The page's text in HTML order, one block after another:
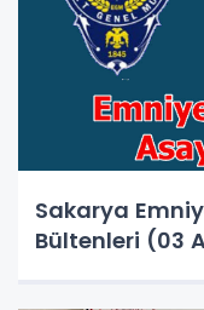
Sakarya
Bültenleri (03